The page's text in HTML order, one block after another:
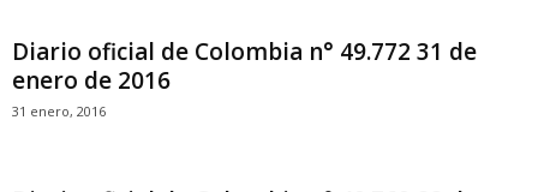
Diario oficial de Colombia n° 49.772 31 de
enero de 2016
31 enero, 2016